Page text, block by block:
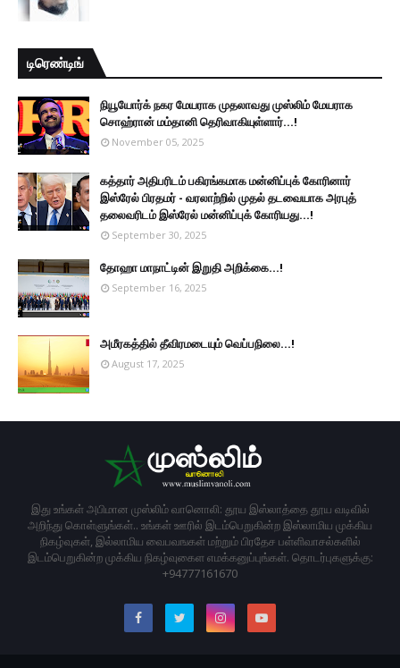
டிரெண்டிங்
நியூயோர்க் நகர மேயராக முதலாவது முஸ்லிம் மேயராக
சொஹ்ரான் மம்தானி தெரிவாகியுள்ளார்...!
November 05, 2025
கத்தார் அதிபரிடம் பகிரங்கமாக மன்னிப்புக் கோரினார்
இஸ்ரேல் பிரதமர் - வரலாற்றில் முதல் தடவையாக அரபுத்
தலைவரிடம் இஸ்ரேல் மன்னிப்புக் கோரியது...!
September 30, 2025
தோஹா மாநாட்டின் இறுதி அறிக்கை...!
September 16, 2025
அமீரகத்தில் தீவிரமடையும் வெப்பநிலை...!
August 17, 2025
இது உங்கள் அபிமான முஸ்லிம் வானொலி: தூய இஸ்லாத்தை தூய வடிவில்
அறிந்து கொள்ளுங்கள்.. உங்கள் ஊரில் இடம்பெறுகின்ற இஸ்லாமிய முக்கிய
நிகழ்வுகள், இல்லாமிய வைபவஙகள் மற்றும் பிரதேச பள்ளிவாசல்களில்
இடம்பெறுகின்ற முக்கிய நிகழ்வுகைள எமக்கனுப்புங்கள். தொடர்புகளுக்கு:
+94777161670